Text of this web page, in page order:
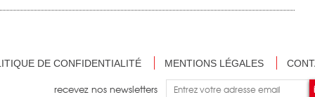
DE CONFIDENTIALITÉ MENTIONS LÉGALES
recevez nos newsletters